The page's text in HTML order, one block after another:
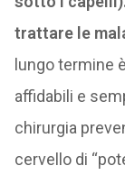
trattare le
lungo termine
affidabili e
chirurgia
cervello di